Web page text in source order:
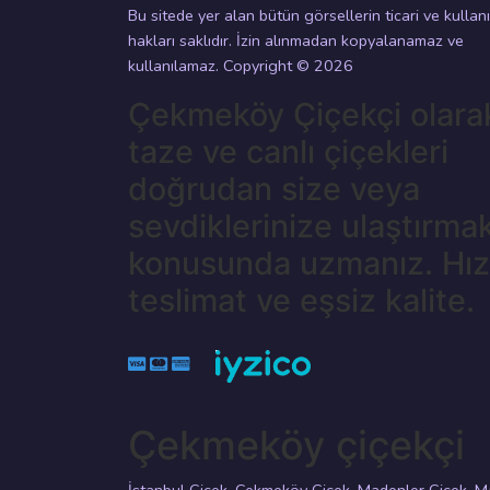
Bu sitede yer alan bütün görsellerin ticari ve
hakları saklıdır. İzin alınmadan kopyalanamaz ve
kullanılamaz. Copyright © 2026
Çekmeköy Çiçekçi
taze ve canlı çiçekleri
doğrudan size veya
sevdiklerinize
konusunda uzmanız.
teslimat ve eşsiz kalite.
Çekmeköy çiçekçi